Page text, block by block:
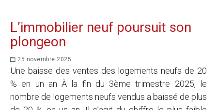
L’immobilier neuf poursuit son
plongeon
25 novembre 2025
Une baisse des ventes des logements neufs de 20
% en un an À la fin du 3ème trimestre 2025, le
nombre de logements neufs vendus a baissé de plus